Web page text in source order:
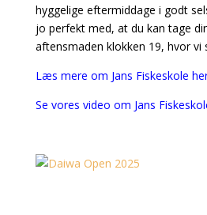
hyggelige eftermiddage i godt
jo perfekt med, at du kan tage
aftensmaden klokken 19, hvor vi
Læs mere om Jans Fiskeskole
Se vores video om Jans